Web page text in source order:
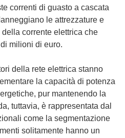
correnti di guasto a cascata
le attrezzature e
corrente elettrica che
milioni di euro.
della rete elettrica stanno
la capacità di potenza
pur mantenendo la
tuttavia, è rappresentata dal
come la segmentazione
solitamente hanno un